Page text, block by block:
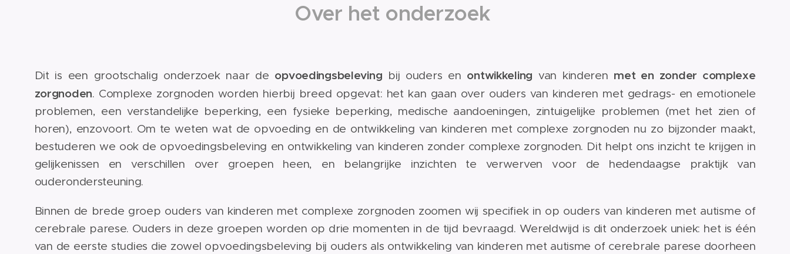
Over het onderzoek
Dit is een grootschalig onderzoek naar de opvoedingsbeleving bij ouders en ontwikkeling van kinderen met en zonder complexe
zorgnoden. Complexe zorgnoden worden hierbij breed opgevat: het kan gaan over ouders van kinderen met gedrags- en emotionele
problemen, een verstandelijke beperking, een fysieke beperking, medische aandoeningen, zintuigelijke problemen (met het zien of
horen), enzovoort. Om te weten wat de opvoeding en de ontwikkeling van kinderen met complexe zorgnoden nu zo bijzonder maakt,
bestuderen we ook de opvoedingsbeleving en ontwikkeling van kinderen zonder complexe zorgnoden. Dit helpt ons inzicht te krijgen in
gelijkenissen en verschillen over groepen heen, en belangrijke inzichten te verwerven voor de hedendaagse praktijk van
ouderondersteuning.
Binnen de brede groep ouders van kinderen met complexe zorgnoden zoomen wij specifiek in op ouders van kinderen met autisme of
cerebrale parese. Ouders in deze groepen worden op drie momenten in de tijd bevraagd. Wereldwijd is dit onderzoek uniek: het is één
van de eerste studies die zowel opvoedingsbeleving bij ouders als ontwikkeling van kinderen met autisme of cerebrale parese doorheen